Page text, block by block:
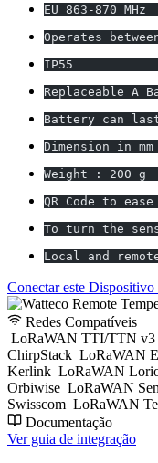
EU 863-870 MHz
Operates
IP55
Replaceable A
Battery can
Dimension in
Weight : 200 g
QR Code to
To turn the
Local and
Conectar este Dispositivo
Redes Compatíveis
LoRaWAN TTI/TTN v3
ChirpStack LoRaWAN
Kerlink LoRaWAN
Orbiwise LoRaWAN
Swisscom LoRaWAN
Documentação
Ver guia de integração